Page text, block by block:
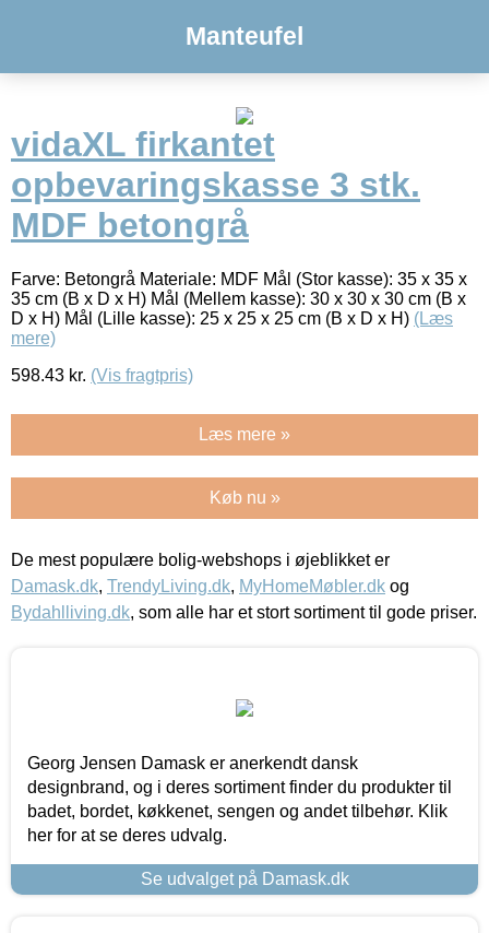
Manteufel
vidaXL firkantet
opbevaringskasse 3 stk.
MDF betongrå
Farve: Betongrå Materiale: MDF Mål (Stor kasse): 35 x 35 x
35 cm (B x D x H) Mål (Mellem kasse): 30 x 30 x 30 cm (B x
D x H) Mål (Lille kasse): 25 x 25 x 25 cm (B x D x H) (Læs
mere)
598.43 kr. (Vis fragtpris)
Læs mere »
Køb nu »
De mest populære bolig-webshops i øjeblikket er
Damask.dk, TrendyLiving.dk, MyHomeMøbler.dk og
Bydahlliving.dk, som alle har et stort sortiment til gode priser.
Georg Jensen Damask er anerkendt dansk
designbrand, og i deres sortiment finder du produkter til
badet, bordet, køkkenet, sengen og andet tilbehør. Klik
her for at se deres udvalg.
Se udvalget på Damask.dk